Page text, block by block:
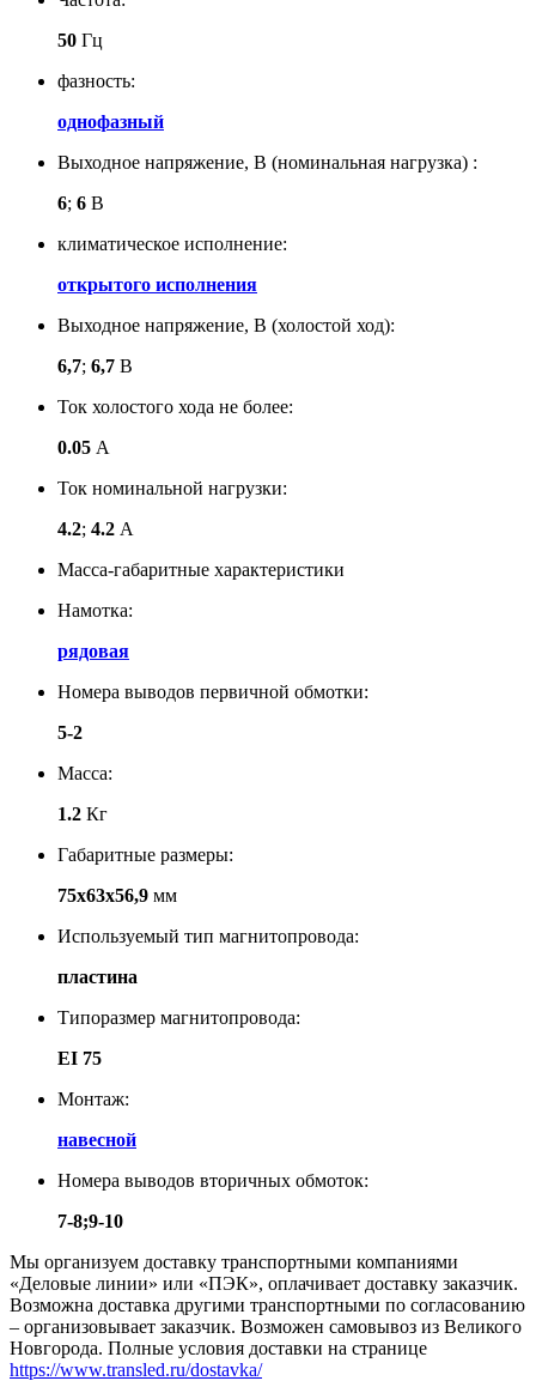
50 Гц
фазность:
однофазный
Выходное напряжение, В (номинальная нагрузка) :
6; 6 В
климатическое исполнение:
открытого исполнения
Выходное напряжение, В (холостой ход):
6,7; 6,7 В
Ток холостого хода не более:
0.05 А
Ток номинальной нагрузки:
4.2; 4.2 А
Масса-габаритные характеристики
Намотка:
рядовая
Номера выводов первичной обмотки:
5-2
Масса:
1.2 Кг
Габаритные размеры:
75х63х56,9 мм
Используемый тип магнитопровода:
пластина
Типоразмер магнитопровода:
EI 75
Монтаж:
навесной
Номера выводов вторичных обмоток:
7-8;9-10
Мы организуем доставку транспортными компаниями
«Деловые линии» или «ПЭК», оплачивает доставку заказчик.
Возможна доставка другими транспортными по согласованию
– организовывает заказчик. Возможен самовывоз из Великого
Новгорода. Полные условия доставки на странице
https://www.transled.ru/dostavka/